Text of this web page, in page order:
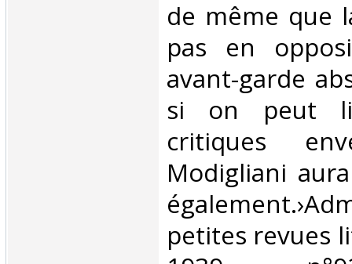
de même que
pas en
avant-garde
si on peut
critiques
Modigliani
petites revues